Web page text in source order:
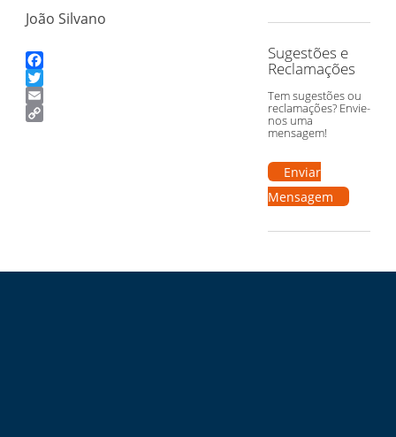
João Silvano
Facebook
Twitter
Email
Sugestões e
Reclamações
Tem sugestões ou
reclamações? Envie-
nos uma
mensagem!
Enviar
Mensagem